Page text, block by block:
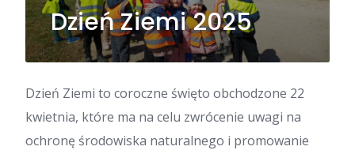
Dzień Ziemi 2025
​Dzień Ziemi to coroczne święto obchodzone 22
kwietnia, które ma na celu zwrócenie uwagi na
ochronę środowiska naturalnego i promowanie